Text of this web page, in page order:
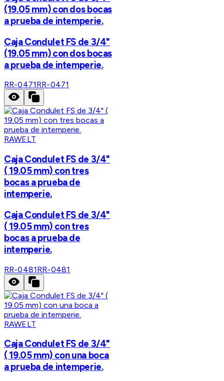
(19.05 mm) con dos bocas
a prueba de intemperie.
Caja Condulet FS de 3/4"
(19.05 mm) con dos bocas
a prueba de intemperie.
RR-0471RR-0471
RAWELT
Caja Condulet FS de 3/4"
( 19.05 mm) con tres
bocas a prueba de
intemperie.
Caja Condulet FS de 3/4"
( 19.05 mm) con tres
bocas a prueba de
intemperie.
RR-0481RR-0481
RAWELT
Caja Condulet FS de 3/4"
( 19.05 mm) con una boca
a prueba de intemperie.